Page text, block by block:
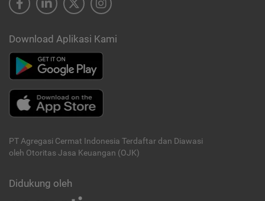
Download Aplikasi Kami
PT Agregasi Cermat Indonesia Terdaftar dan Diawasi
oleh Otoritas Jasa Keuangan (OJK)
Didukung oleh